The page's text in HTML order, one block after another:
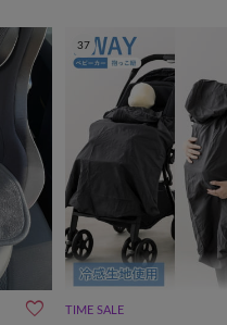
37
TIME SALE